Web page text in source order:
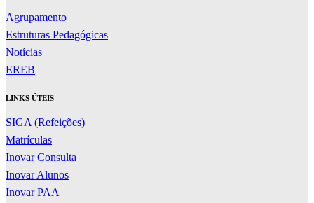
Agrupamento
Estruturas Pedagógicas
Notícias
EREB
LINKS ÚTEIS
SIGA (Refeições)
Matrículas
Inovar Consulta
Inovar Alunos
Inovar PAA